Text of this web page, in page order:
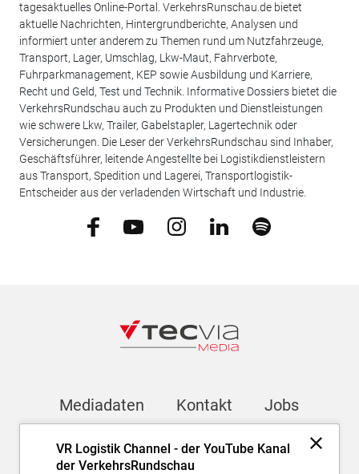
VR Logistik Channel - der YouTube Kanal
der VerkehrsRundschau
tagesaktuelles Online-Portal. VerkehrsRunschau.de bietet
aktuelle Nachrichten, Hintergrundberichte, Analysen und
informiert unter anderem zu Themen rund um Nutzfahrzeuge,
Transport, Lager, Umschlag, Lkw-Maut, Fahrverbote,
Fuhrparkmanagement, KEP sowie Ausbildung und Karriere,
Recht und Geld, Test und Technik. Informative Dossiers bietet die
VerkehrsRundschau auch zu Produkten und Dienstleistungen
wie schwere Lkw, Trailer, Gabelstapler, Lagertechnik oder
Versicherungen. Die Leser der VerkehrsRundschau sind Inhaber,
Geschäftsführer, leitende Angestellte bei Logistikdienstleistern
aus Transport, Spedition und Lagerei, Transportlogistik-
Entscheider aus der verladenden Wirtschaft und Industrie.
Mediadaten Kontakt Jobs
Newsletter